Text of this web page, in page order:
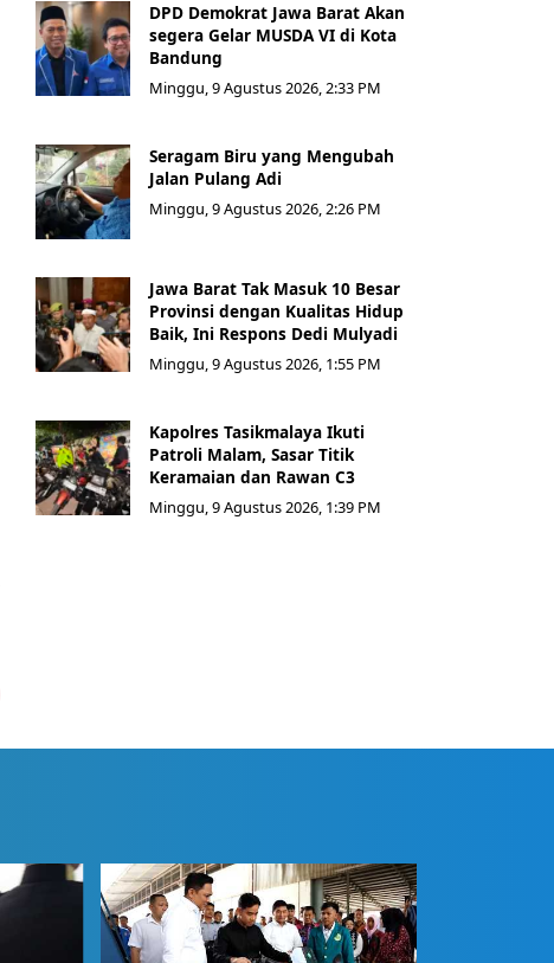
DPD Demokrat Jawa Barat Akan
segera Gelar MUSDA VI di Kota
Bandung
Minggu, 9 Agustus 2026, 2:33 PM
Seragam Biru yang Mengubah
Jalan Pulang Adi
Minggu, 9 Agustus 2026, 2:26 PM
Jawa Barat Tak Masuk 10 Besar
Provinsi dengan Kualitas Hidup
Baik, Ini Respons Dedi Mulyadi
Minggu, 9 Agustus 2026, 1:55 PM
Kapolres Tasikmalaya Ikuti
Patroli Malam, Sasar Titik
Keramaian dan Rawan C3
Minggu, 9 Agustus 2026, 1:39 PM